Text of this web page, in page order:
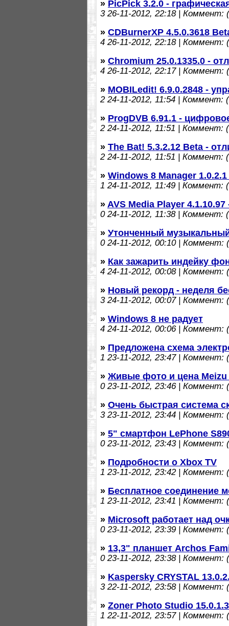
» PicPick 3.2.0 -
326-11-2012, 22:18 | Коммент:
» CDBurnerXP 4.5.0.3618
4 26-11-2012, 22:18 | Коммент:
» Chromium 25.0.1335.0 -
4 26-11-2012, 22:17 | Коммент:
» MOBILedit! 6.9.0.2848 -
224-11-2012, 11:54 | Коммент:
» ProgDVB 6.91.1 -
224-11-2012, 11:51 | Коммент:
» The Bat! 5.3.2.12 Beta -
224-11-2012, 11:51 | Коммент:
» Windows 8 Manager
1 24-11-2012, 11:49 | Коммент:
» AVS Media Player
024-11-2012, 11:38 | Коммент:
» Утонченный
024-11-2012, 00:10 | Коммент:
» Как зажарить индейку
4 24-11-2012, 00:08 | Коммент:
» Новый рекорд - неделя
324-11-2012, 00:07 | Коммент:
» Windows 8 не радует
4 24-11-2012, 00:06 | Коммент:
» Предложена схема
1 23-11-2012, 23:47 | Коммент:
» Живые фото и цена Meizu
023-11-2012, 23:46 | Коммент:
» Очень быстрая система
323-11-2012, 23:44 | Коммент:
» 5" смартфон LePhone
023-11-2012, 23:43 | Коммент:
» Подробности о Xbox TV
1 23-11-2012, 23:42 | Коммент:
» Бесплатное соединение
1 23-11-2012, 23:41 | Коммент:
» Microsoft работает над
023-11-2012, 23:39 | Коммент:
» 13,3" планшет Archos
023-11-2012, 23:38 | Коммент:
» Kaspersky CRYSTAL
322-11-2012, 23:58 | Коммент:
» Zoner Photo Studio
1 22-11-2012, 23:57 | Коммент: